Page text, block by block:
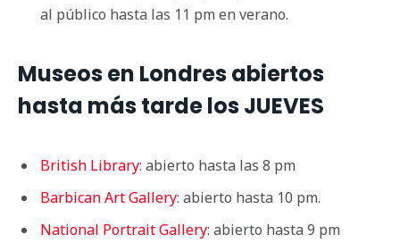
al público hasta las 11 pm en verano.
Museos en Londres abiertos
hasta más tarde los JUEVES
British Library: abierto hasta las 8 pm
Barbican Art Gallery: abierto hasta 10 pm.
National Portrait Gallery: abierto hasta 9 pm